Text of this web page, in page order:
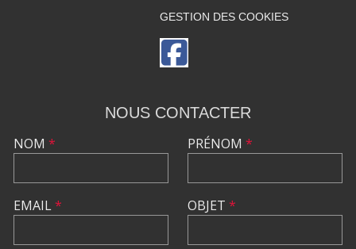
GESTION DES COOKIES
NOUS CONTACTER
NOM *
EMAIL*
PRÉNOM *
OBJET *